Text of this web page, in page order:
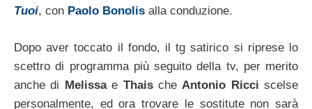
Tuoi, con Paolo Bonolis alla conduzione.
Dopo aver toccato il fondo, il tg satirico si riprese lo
scettro di programma più seguito della tv, per merito
anche di Melissae Thaische Antonio Ricci scelse
personalmente, ed ora trovare le sostitute non sarà